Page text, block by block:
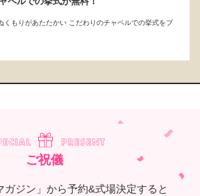
くもりがあたたかい こだわりのチャペルでの挙式をプ
ご祝儀
ガジン」から予約&式場決定すると